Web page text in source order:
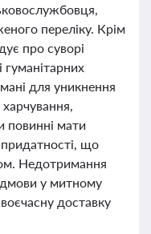
переліку. Крім
про суворі
гуманітарних
для уникнення
повинні мати
що
Недотримання
у митному
доставку